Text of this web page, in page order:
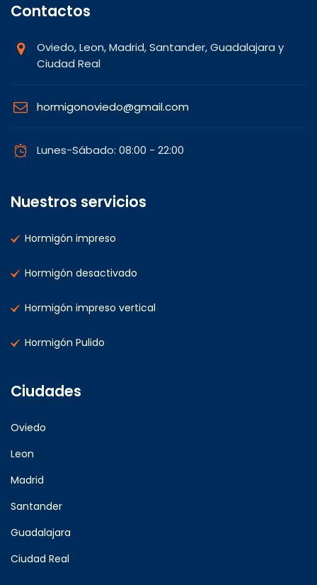
Contactos
Oviedo, Leon, Madrid, Santander, Guadalajara y
Ciudad Real
hormigonoviedo@gmail.com
Lunes-Sábado: 08:00 - 22:00
Nuestros servicios
Hormigón impreso
Hormigón desactivado
Hormigón impreso vertical
Hormigón Pulido
Ciudades
Oviedo
Leon
Madrid
Santander
Guadalajara
Ciudad Real